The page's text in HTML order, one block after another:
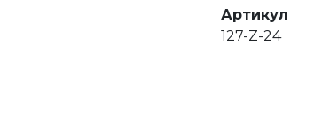
Артикул
127-Z-24